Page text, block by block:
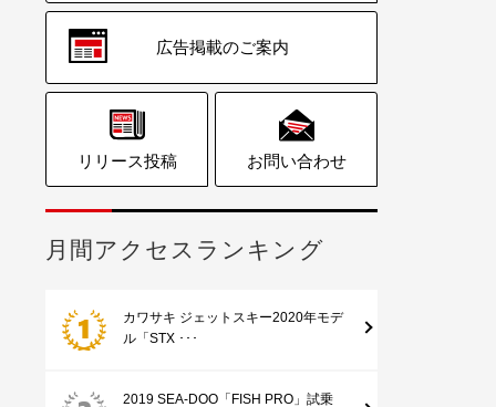
広告掲載のご案内
リリース投稿 お問い合わせ
月間アクセスランキング
カワサキ ジェットスキー2020年モデ
ル「STX ･･･
2019 SEA-DOO「FISH PRO」試乗